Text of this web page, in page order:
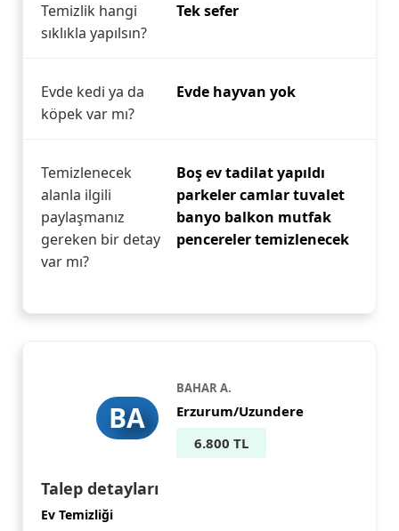
Temizlik hangi
sıklıkla yapılsın?
Tek sefer
Evde kedi ya da
köpek var mı?
Evde hayvan yok
Temizlenecek
alanla ilgili
paylaşmanız
gereken bir detay
var mı?
Boş ev tadilat yapıldı
parkeler camlar tuvalet
banyo balkon mutfak
pencereler temizlenecek
BA
BAHAR A.
Erzurum/Uzundere
6.800 TL
Talep detayları
Ev Temizliği